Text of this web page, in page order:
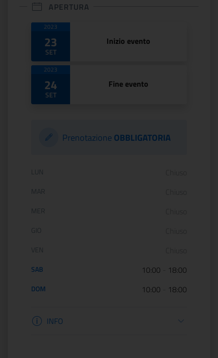
APERTURA
Date di apertura
2023
23
SET
Inizio evento
2023
24
SET
Fine evento
Prenotazione OBBLIGATORIA
Orario di apertura:
LUN
MAR
MER
GIO
VEN
SAB 10:00 18:00
DOM 10:00 18:00
Informazioni apertura
INFO